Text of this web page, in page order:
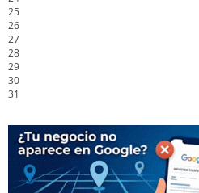
25
26
27
28
29
30
31